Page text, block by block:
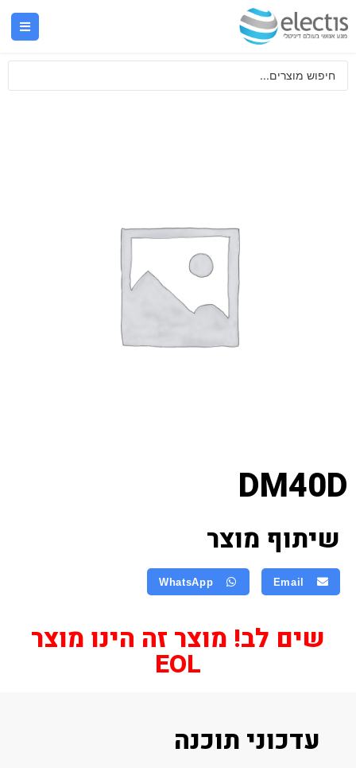
DM40D
שיתוף מוצר
Email
WhatsApp
שים לב! מוצר זה הינו מוצר
EOL
עדכוני תוכנה